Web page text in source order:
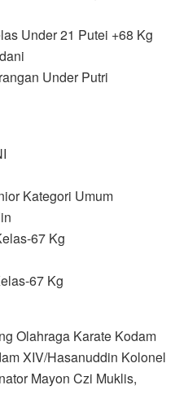
Under 21 Putei +68 Kg
Under Putri
Kategori Umum
67 Kg
67 Kg
Olahraga Karate Kodam
XIV/Hasanuddin Kolonel
Mayon Czi Muklis,